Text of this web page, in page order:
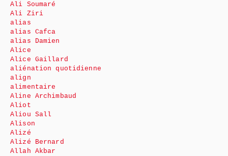
Ali Soumaré
Ali Ziri
alias
alias Cafca
alias Damien
Alice
Alice Gaillard
aliénation quotidienne
align
alimentaire
Aline Archimbaud
Aliot
Aliou Sall
Alison
Alizé
Alizé Bernard
Allah Akbar